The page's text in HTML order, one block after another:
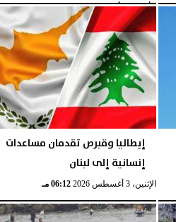
الأربعاء، 5 أغسطس 2026 04:48 مـ
إيطاليا وقبرص تقدمان مساعدات
إنسانية إلى لبنان
الإثنين، 3 أغسطس 2026 06:12 مـ